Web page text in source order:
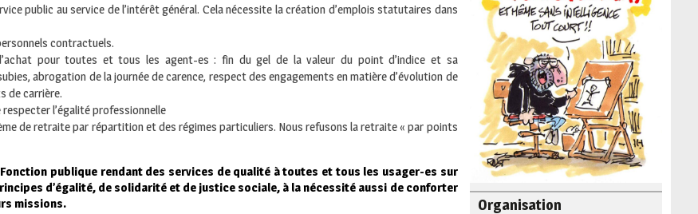
public au service de l’intérêt général. Cela nécessite la création d’emplois statutaires dans
contractuels.
pour toutes et tous les agent-es : fin du gel de la valeur du point d’indice et sa
abrogation de la journée de carence, respect des engagements en matière d’évolution de
de carrière.
l’égalité professionnelle
de retraite par répartition et des régimes particuliers. Nous refusons la retraite « par points
publique rendant des services de qualité à toutes et tous les usager-es sur
d’égalité, de solidarité et de justice sociale, à la nécessité aussi de conforter
missions.
Organisation